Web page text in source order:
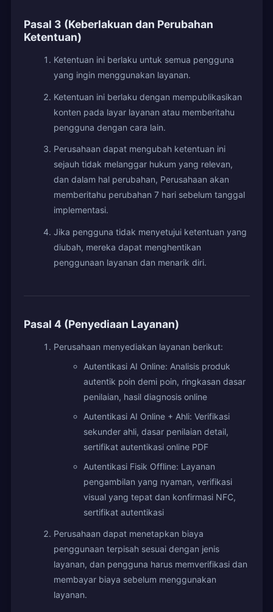
Pasal 3 (Keberlakuan dan Perubahan
Ketentuan)
Ketentuan ini berlaku untuk semua pengguna
yang ingin menggunakan layanan.
Ketentuan ini berlaku dengan mempublikasikan
konten pada layar layanan atau memberitahu
pengguna dengan cara lain.
Perusahaan dapat mengubah ketentuan ini
sejauh tidak melanggar hukum yang relevan,
dan dalam hal perubahan, Perusahaan akan
memberitahu perubahan 7 hari sebelum tanggal
implementasi.
Jika pengguna tidak menyetujui ketentuan yang
diubah, mereka dapat menghentikan
penggunaan layanan dan menarik diri.
Pasal 4 (Penyediaan Layanan)
Perusahaan menyediakan layanan berikut:
Autentikasi AI Online: Analisis produk
autentik poin demi poin, ringkasan dasar
penilaian, hasil diagnosis online
Autentikasi AI Online + Ahli: Verifikasi
sekunder ahli, dasar penilaian detail,
sertifikat autentikasi online PDF
Autentikasi Fisik Offline: Layanan
pengambilan yang nyaman, verifikasi
visual yang tepat dan konfirmasi NFC,
sertifikat autentikasi
Perusahaan dapat menetapkan biaya
penggunaan terpisah sesuai dengan jenis
layanan, dan pengguna harus memverifikasi dan
membayar biaya sebelum menggunakan
layanan.